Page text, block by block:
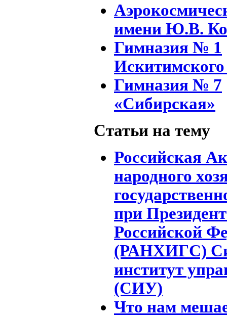
имени Ю.В.
Гимназия № 1
Гимназия № 7
«Сибирская»
Статьи на тему
Российская
народного
при
Российской
(РАНХИГС)
институт
(СИУ)
Что нам